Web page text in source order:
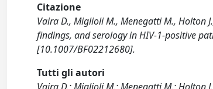
Citazione
Vaira D., Miglioli M., Menegatti M., Holton
findings, and serology in HIV-1-positive
[10.1007/BF02212680].
Tutti gli autori